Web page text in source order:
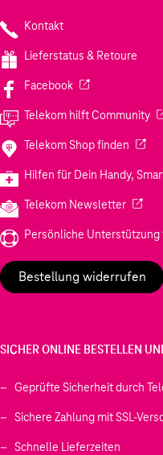
Kontakt
Lieferstatus & Retoure
Facebook(Wird in einem
Telekom hilft Community
Telekom Shop finden
Hilfen für Dein Handy,
Telekom Newsletter(Wird
Persönliche Unterstützung
Bestellung widerrufen
SICHER ONLINE BESTELLEN
Geprüfte Sicherheit durch
Sichere Zahlung mit SSL-
Schnelle Lieferzeiten